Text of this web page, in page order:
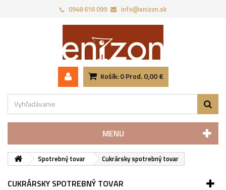
0948 616 099 info@enizon.sk
Košík: 0 Prod. 0,00 €
MENU
Spotrebný tovar Cukrársky spotrebný tovar
CUKRÁRSKY SPOTREBNÝ TOVAR